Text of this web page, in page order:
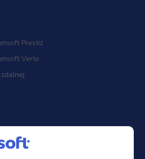
Prestiż
Verto